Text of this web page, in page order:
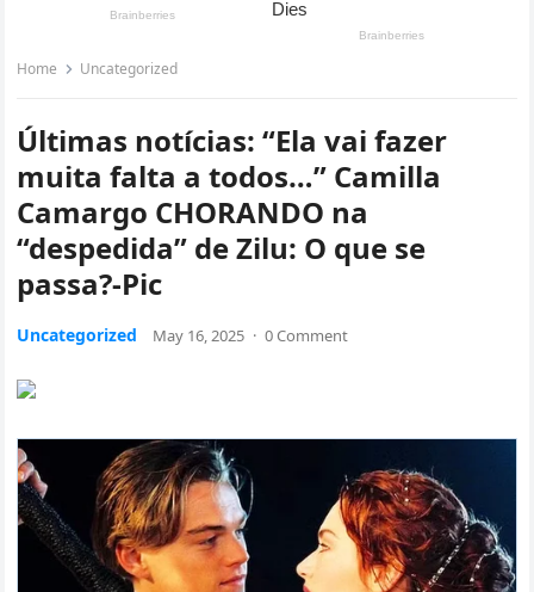
Home Uncategorized
Últimas notícias: “Ela vai fazer
muita falta a todos…” Camilla
Camargo CHORANDO na
“despedida” de Zilu: O que se
passa?-Pic
Uncategorized May 16, 2025 · 0 Comment